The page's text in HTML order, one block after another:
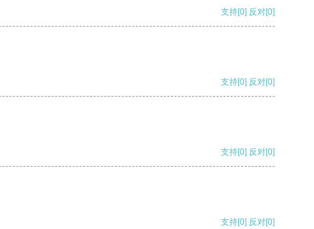
支持[0] 反对[0]
支持[0] 反对[0]
支持[0] 反对[0]
支持[0] 反对[0]